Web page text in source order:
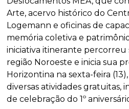
Arte, acervo histórico do
Logemann e oficinas de
memória coletiva e
iniciativa itinerante percorreu
região Noroeste e inicia sua
Horizontina na sexta-feira (13),
diversas atividades gratuitas,
de celebração do 1º